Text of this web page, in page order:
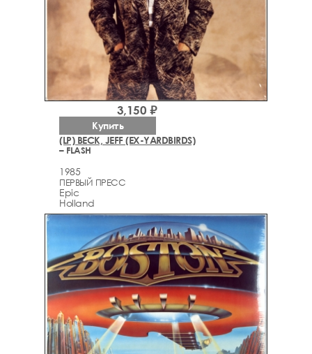
(LP) BECK, JEFF (EX-YARDBIRDS)
– FLASH
1985
ПЕРВЫЙ ПРЕСС
Epic
Holland
3,150 ₽
Купить